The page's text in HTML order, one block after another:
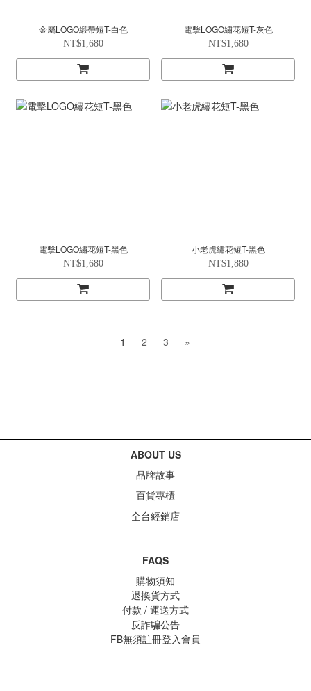
金屬LOGO緞帶短T-白色
NT$1,680
電擊LOGO繡花短T-灰色
NT$1,680
電擊LOGO繡花短T-黑色
NT$1,680
小老虎繡花短T-黑色
NT$1,880
1 2 3 »
ABOUT US
品牌故事
百貨專櫃
全台經銷店
FAQS
購物須知
退換貨方式
付款 / 運送方式
反詐騙公告
FB無須註冊登入會員